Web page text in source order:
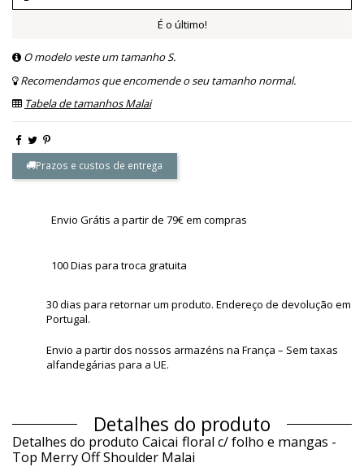
É o último!
O modelo veste um tamanho S.
Recomendamos que encomende o seu tamanho normal.
Tabela de tamanhos Malai
Prazos e custos de entrega
Envio Grátis a partir de 79€ em compras
100 Dias para troca gratuita
30 dias para retornar um produto. Endereço de devolução em
Portugal.
Envio a partir dos nossos armazéns na França – Sem taxas
alfandegárias para a UE.
Detalhes do produto
Detalhes do produto Caicai floral c/ folho e mangas -
Top Merry Off Shoulder Malai